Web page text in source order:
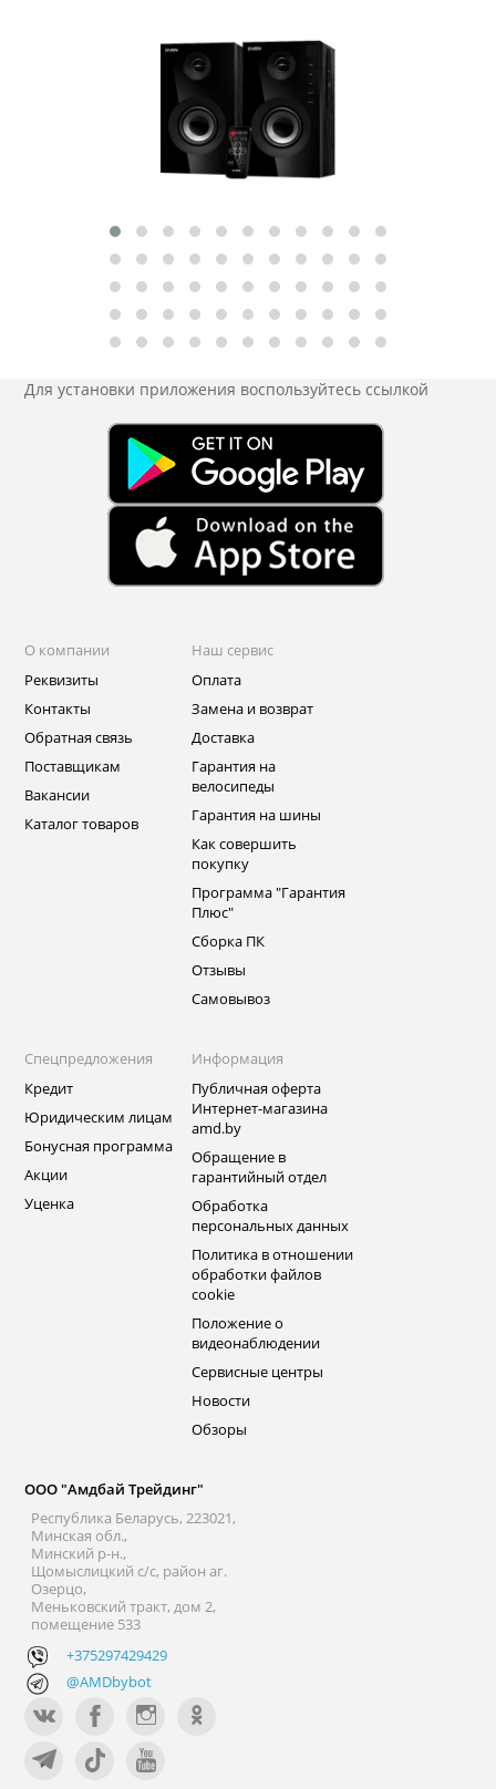
Для установки приложения воспользуйтесь ссылкой
О компании
Реквизиты
Контакты
Обратная связь
Поставщикам
Вакансии
Каталог товаров
Наш сервис
Оплата
Замена и возврат
Доставка
Гарантия на
велосипеды
Гарантия на шины
Как совершить
покупку
Программа "Гарантия
Плюс"
Сборка ПК
Отзывы
Самовывоз
Спецпредложения
Кредит
Юридическим лицам
Бонусная программа
Акции
Уценка
Информация
Публичная оферта
Интернет-магазина
amd.by
Обращение в
гарантийный отдел
Обработка
персональных данных
Политика в отношении
обработки файлов
cookie
Положение о
видеонаблюдении
Сервисные центры
Новости
Обзоры
ООО "Амдбай Трейдинг"
Республика Беларусь, 223021,
Минская обл.,
Минский р-н.,
Щомыслицкий с/с, район аг.
Озерцо,
Меньковский тракт, дом 2,
помещение 533
+375297429429
@AMDbybot